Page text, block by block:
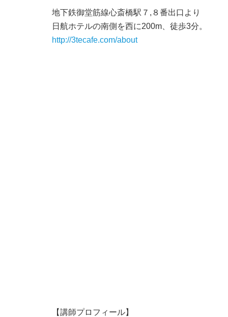
地下鉄御堂筋線心斎橋駅７,８番出口より
日航ホテルの南側を西に200m、徒歩3分。
http://3tecafe.com/about
【講師プロフィール】